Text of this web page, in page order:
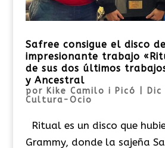
Safree consigue el disco
impresionante trabajo
de sus dos últimos
y Ancestral
por Kike Camilo i Picó
Cultura-Ocio
Ritual es un disco que
Grammy, donde la sajeña